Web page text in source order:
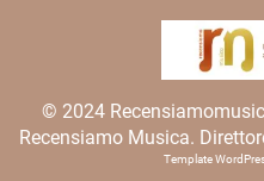
© 2024
Recensiamo Musica.
Template